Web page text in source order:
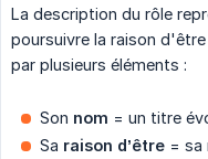
La description du rôle
poursuivre la raison
par plusieurs éléments :
Son nom = un titre
Sa raison d’être = sa